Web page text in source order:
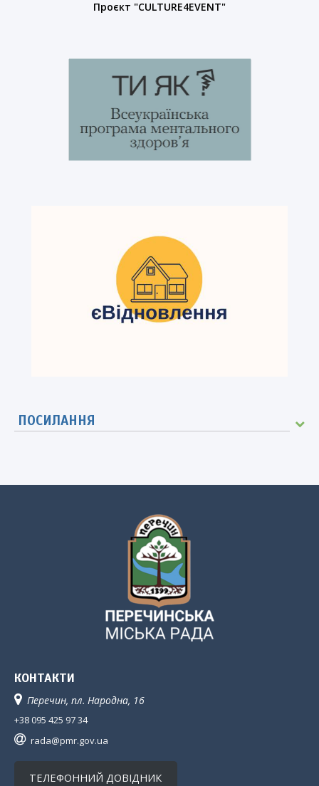
Проєкт "CULTURE4EVENT"
ПОСИЛАННЯ
КОНТАКТИ
Перечин, пл. Народна, 16
+38 095 425 97 34
rada@pmr.gov.ua
ТЕЛЕФОННИЙ ДОВІДНИК